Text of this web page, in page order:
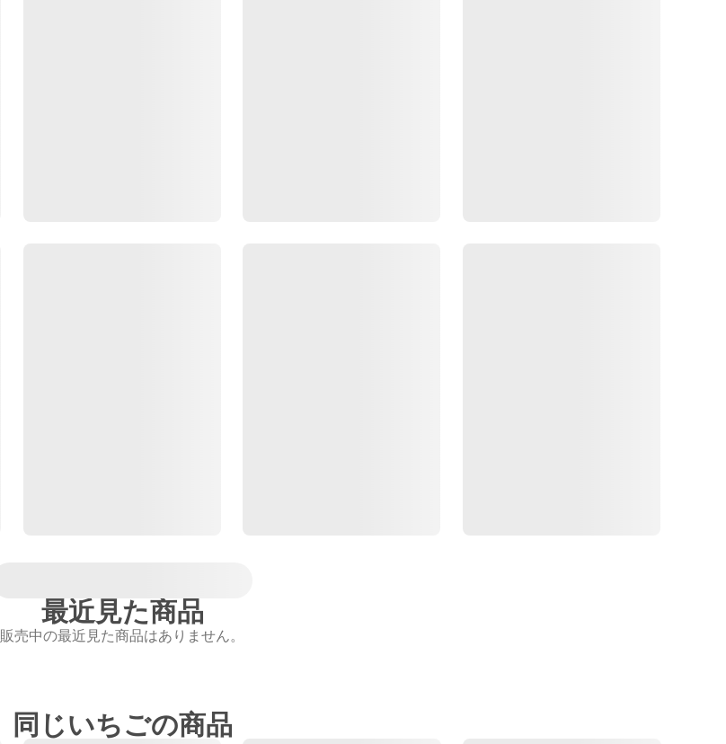
最近見た商品
販売中の最近見た商品はありません。
同じいちごの商品